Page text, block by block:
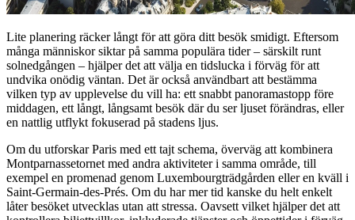
Lite planering räcker långt för att göra ditt besök smidigt. Eftersom
många människor siktar på samma populära tider – särskilt runt
solnedgången – hjälper det att välja en tidslucka i förväg för att
undvika onödig väntan. Det är också användbart att bestämma
vilken typ av upplevelse du vill ha: ett snabbt panoramastopp före
middagen, ett långt, långsamt besök där du ser ljuset förändras, eller
en nattlig utflykt fokuserad på stadens ljus.
Om du utforskar Paris med ett tajt schema, överväg att kombinera
Montparnassetornet med andra aktiviteter i samma område, till
exempel en promenad genom Luxembourgträdgården eller en kväll i
Saint-Germain-des-Prés. Om du har mer tid kanske du helt enkelt
låter besöket utvecklas utan att stressa. Oavsett vilket hjälper det att